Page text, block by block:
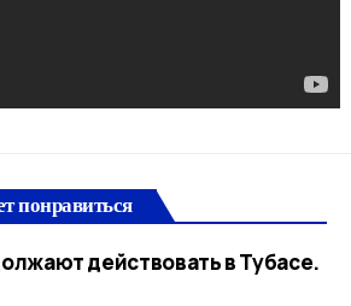
понравиться
действовать в Тубасе.